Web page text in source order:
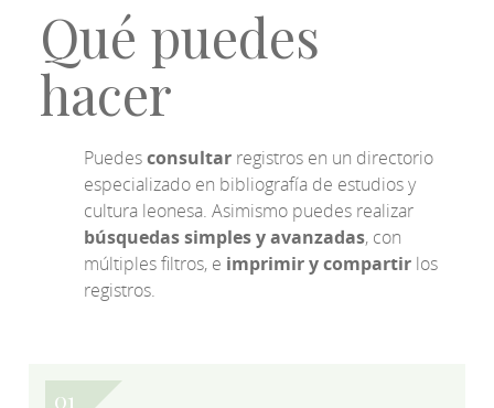
Qué puedes
hacer
Puedesconsultar registros en un directorio
especializado en bibliografía de estudios y
cultura leonesa. Asimismo puedes realizar
búsquedas simples y avanzadas, con
múltiples filtros, e imprimir y compartir los
registros.